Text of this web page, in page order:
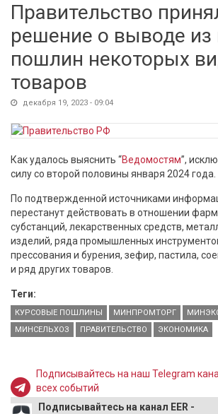
Правительство
решение о выводе из
пошлин некоторых
товаров
декабря 19, 2023 - 09:04
Как удалось выяснить “Ведомостям”,
силу со второй половины января 2024 года.
По подтвержденной источниками
перестанут действовать в отношении
субстанций, лекарственных средств,
изделий, ряда промышленных
прессования и бурения, зефир, пастила,
и ряд других товаров.
Теги:
КУРСОВЫЕ ПОШЛИНЫ МИНПРОМТОРГ
МИНСЕЛЬХОЗ
ПРАВИТЕЛЬСТВО ЭКОНОМИКА
Подписывайтесь на наш Telegram
всех событий
Подписывайтесь на канал EER -